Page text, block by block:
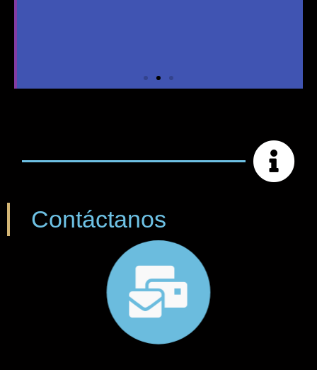
de comercio exterior
Contáctanos